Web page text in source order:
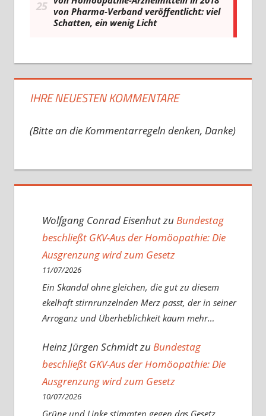
IHRE NEUESTEN KOMMENTARE
(Bitte an die Kommentarregeln denken, Danke)
Wolfgang Conrad EisenhutzuBundestag
beschließt GKV-Aus der Homöopathie: Die
Ausgrenzung wird zum Gesetz
11/07/2026
Ein Skandal ohne gleichen, die gut zu diesem
ekelhaft stirnrunzelnden Merz passt, der in seiner
Arroganz und Überheblichkeit kaum mehr…
Heinz Jürgen SchmidtzuBundestag
beschließt GKV-Aus der Homöopathie: Die
Ausgrenzung wird zum Gesetz
10/07/2026